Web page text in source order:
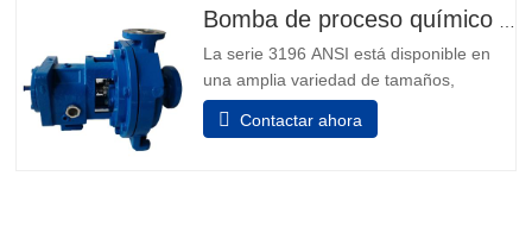
fases, Capacidad 14 gpm. • Dimensiones
totales 35 in. L x 12 in. An x 15 in. H.
Consejos de seguridad de la
Bomba de proceso químico ANSI B73.1
La serie 3196 ANSI está disponible en
una amplia variedad de tamaños,
capacidades y materiales para adaptarse
sinceramente a cualquier aplicación de
Contactar ahora